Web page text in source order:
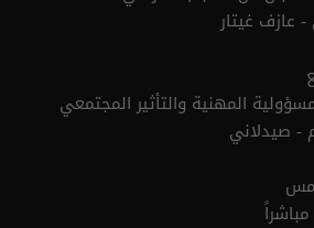
غيتار
المهنية والتأثير المجتمعي
- صيدلاني